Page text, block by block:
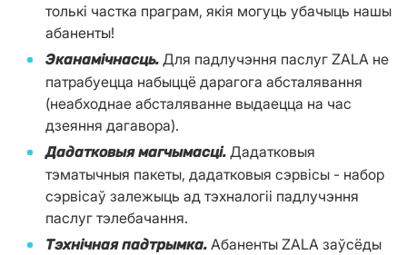
толькі частка праграм, якія могуць убачыць нашы
абаненты!
Эканамічнасць. Для падлучэння паслуг ZALA не
патрабуецца набыццё дарагога абсталявання
(неабходнае абсталяванне выдаецца на час
дзеяння дагавора).
Дадатковыя магчымасці. Дадатковыя
тэматычныя пакеты, дадатковыя сэрвісы - набор
сэрвісаў залежыць ад тэхналогіі падлучэння
паслуг тэлебачання.
Тэхнічная падтрымка. Абаненты ZALA заўсёды